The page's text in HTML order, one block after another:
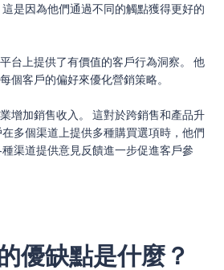
是因為他們通過不同的觸點獲得更好的
台上提供了有價值的客戶行為洞察。 他
個客戶的偏好來優化營銷策略。
增加銷售收入。 這對於跨銷售和產品升
多個渠道上提供多種購買選項時，他們
渠道提供意見反饋進一步促進客戶參
優缺點是什麼？